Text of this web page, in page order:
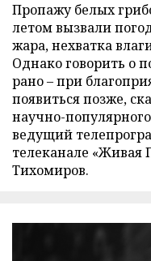
Пропажу белых
летом вызвали
жара, нехватка
Однако говорить о
рано – при
появиться позже,
научно-
ведущий
телеканале
Тихомиров.